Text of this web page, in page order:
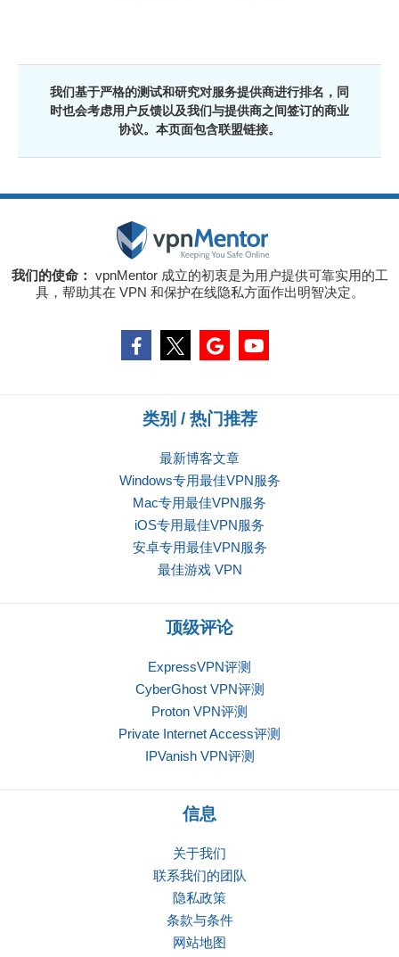
我们基于严格的测试和研究对服务提供商进行排名，同
时也会考虑用户反馈以及我们与提供商之间签订的商业
协议。本页面包含联盟链接。
我们的使命： vpnMentor 成立的初衷是为用户提供可靠实用的工
具，帮助其在 VPN 和保护在线隐私方面作出明智决定。
类别 / 热门推荐
最新博客文章
Windows专用最佳VPN服务
Mac专用最佳VPN服务
iOS专用最佳VPN服务
安卓专用最佳VPN服务
最佳游戏 VPN
顶级评论
ExpressVPN评测
CyberGhost VPN评测
Proton VPN评测
Private Internet Access评测
IPVanish VPN评测
信息
关于我们
联系我们的团队
隐私政策
条款与条件
网站地图